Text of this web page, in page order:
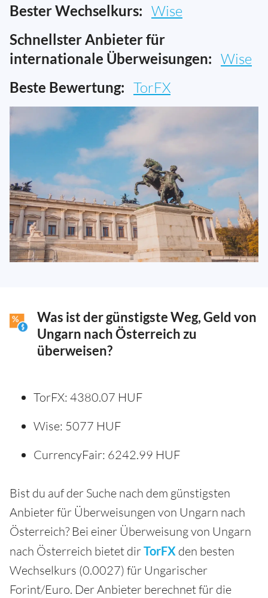
Bester Wechselkurs: Wise
Schnellster Anbieter für
internationale Überweisungen: Wise
Beste Bewertung: TorFX
Was ist der günstigste Weg, Geld von
Ungarn nach Österreich zu
überweisen?
TorFX: 4380.07 HUF
Wise: 5077 HUF
CurrencyFair: 6242.99 HUF
Bist du auf der Suche nach dem günstigsten
Anbieter für Überweisungen von Ungarn nach
Österreich? Bei einer Überweisung von Ungarn
nach Österreich bietet dirTorFX den besten
Wechselkurs (0.0027) für Ungarischer
Forint/Euro. Der Anbieter berechnet für die